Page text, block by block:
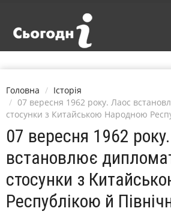
Головна
Історія
07 вересня 1962 року. Лаос
стосунки з Китайською Народною
07 вересня 1962
встановлює
стосунки з
Республікою й